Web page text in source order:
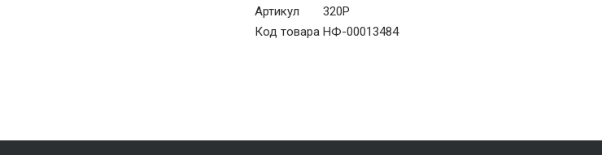
Артикул
320P
Код товара НФ-00013484